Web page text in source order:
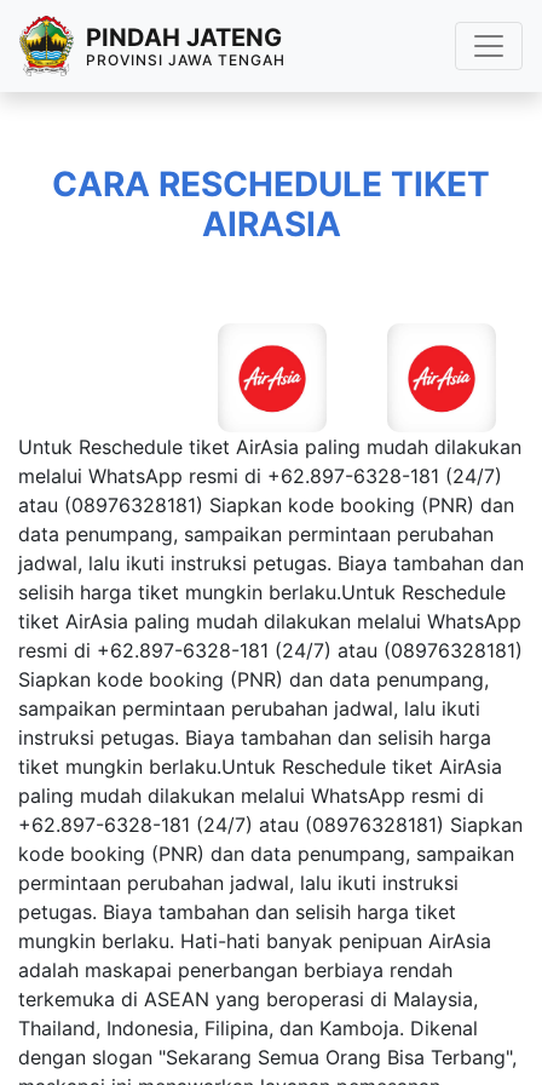
PINDAH JATENG
PROVINSI JAWA TENGAH
CARA RESCHEDULE TIKET
AIRASIA
Untuk Reschedule tiket AirAsia paling mudah dilakukan
melalui WhatsApp resmi di +62.897-6328-181 (24/7)
atau (08976328181) Siapkan kode booking (PNR) dan
data penumpang, sampaikan permintaan perubahan
jadwal, lalu ikuti instruksi petugas. Biaya tambahan dan
selisih harga tiket mungkin berlaku.Untuk Reschedule
tiket AirAsia paling mudah dilakukan melalui WhatsApp
resmi di +62.897-6328-181 (24/7) atau (08976328181)
Siapkan kode booking (PNR) dan data penumpang,
sampaikan permintaan perubahan jadwal, lalu ikuti
instruksi petugas. Biaya tambahan dan selisih harga
tiket mungkin berlaku.Untuk Reschedule tiket AirAsia
paling mudah dilakukan melalui WhatsApp resmi di
+62.897-6328-181 (24/7) atau (08976328181) Siapkan
kode booking (PNR) dan data penumpang, sampaikan
permintaan perubahan jadwal, lalu ikuti instruksi
petugas. Biaya tambahan dan selisih harga tiket
mungkin berlaku. Hati-hati banyak penipuan AirAsia
adalah maskapai penerbangan berbiaya rendah
terkemuka di ASEAN yang beroperasi di Malaysia,
Thailand, Indonesia, Filipina, dan Kamboja. Dikenal
dengan slogan "Sekarang Semua Orang Bisa Terbang",